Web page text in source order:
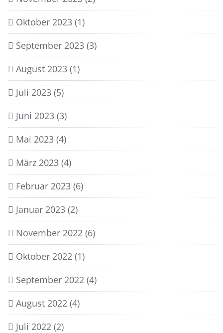
Oktober 2023 (1)
September 2023 (3)
August 2023 (1)
Juli 2023 (5)
Juni 2023 (3)
Mai 2023 (4)
März 2023 (4)
Februar 2023 (6)
Januar 2023 (2)
November 2022 (6)
Oktober 2022 (1)
September 2022 (4)
August 2022 (4)
Juli 2022 (2)